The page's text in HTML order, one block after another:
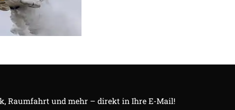
Raumfahrt und mehr – direkt in Ihre E-Mail!